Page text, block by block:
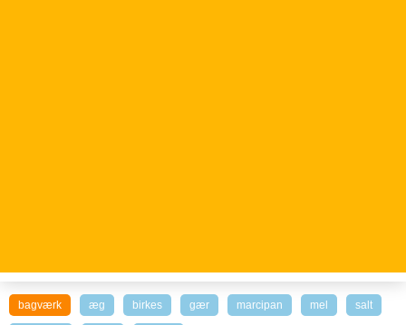
bagværk æg birkes gær marcipan mel salt